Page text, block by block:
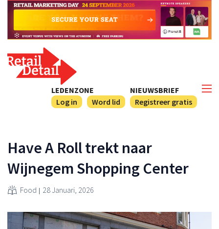
NIEUWSBRIEF
Registreer gratis
LEDENZONE
Log in
Word lid
Have A Roll trekt naar
Wijnegem Shopping Center
Food 28 Januari, 2026